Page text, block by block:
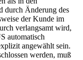
durch Änderung des
der Kunde im
verlangsamt wird,
automatisch
angewählt sein.
werden, muß